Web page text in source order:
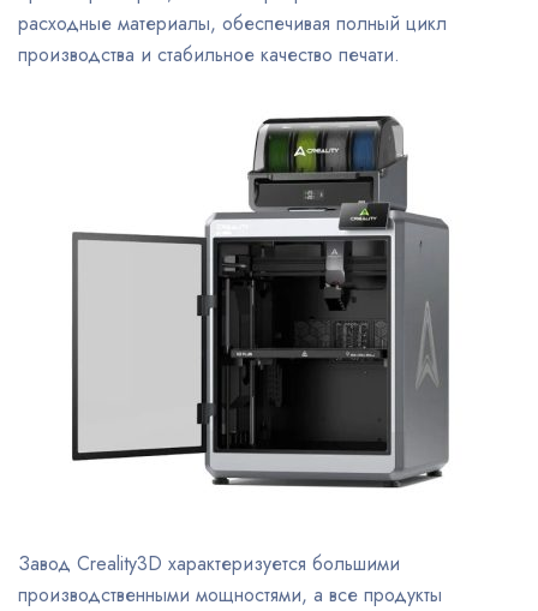
расходные материалы, обеспечивая полный цикл
производства и стабильное качество печати.
Завод Creality3D характеризуется большими
производственными мощностями, а все продукты